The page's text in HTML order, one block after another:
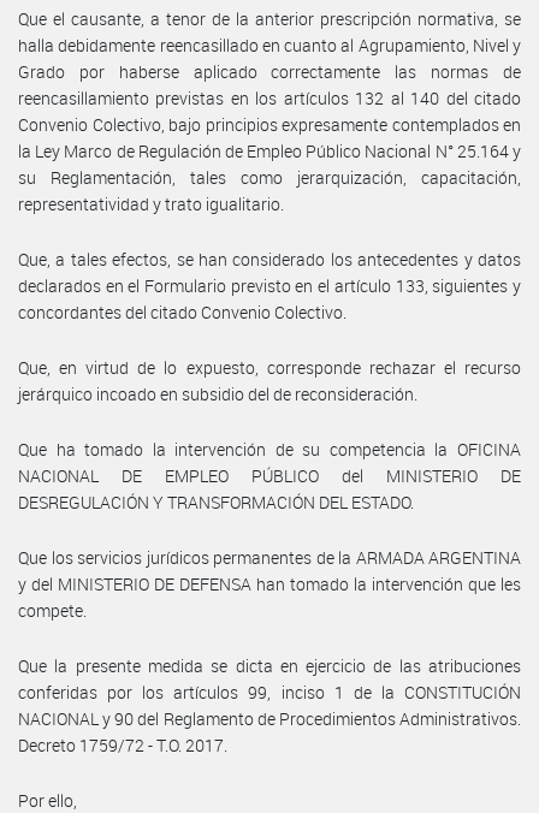
Que el causante, a tenor de la anterior prescripción normativa, se
halla debidamente reencasillado en cuanto al Agrupamiento, Nivel y
Grado por haberse aplicado correctamente las normas de
reencasillamiento previstas en los artículos 132 al 140 del citado
Convenio Colectivo, bajo principios expresamente contemplados en
la Ley Marco de Regulación de Empleo Público Nacional N° 25.164 y
su Reglamentación, tales como jerarquización, capacitación,
representatividad y trato igualitario.
Que, a tales efectos, se han considerado los antecedentes y datos
declarados en el Formulario previsto en el artículo 133, siguientes y
concordantes del citado Convenio Colectivo.
Que, en virtud de lo expuesto, corresponde rechazar el recurso
jerárquico incoado en subsidio del de reconsideración.
Que ha tomado la intervención de su competencia la OFICINA
NACIONAL DE EMPLEO PÚBLICO del MINISTERIO DE
DESREGULACIÓN Y TRANSFORMACIÓN DEL ESTADO.
Que los servicios jurídicos permanentes de la ARMADA ARGENTINA
y del MINISTERIO DE DEFENSA han tomado la intervención que les
compete.
Que la presente medida se dicta en ejercicio de las atribuciones
conferidas por los artículos 99, inciso 1 de la CONSTITUCIÓN
NACIONAL y 90 del Reglamento de Procedimientos Administrativos.
Decreto 1759/72 - T.O. 2017.
Por ello,